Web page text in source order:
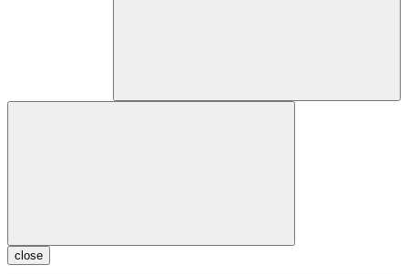
close